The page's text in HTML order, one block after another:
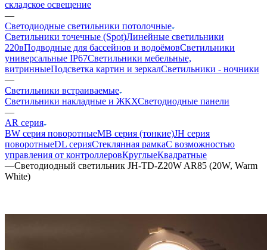
складское освещение
—
Светодиодные светильники потолочные
Светильники точечные (Spot)Линейные светильники
220вПодводные для бассейнов и водоёмовСветильники
универсальные IP67Светильники мебельные,
витринныеПодсветка картин и зеркалСветильники - ночники
—
Светильники встраиваемые
Светильники накладные и ЖКХСветодиодные панели
—
AR серия
BW серия поворотныеMB серия (тонкие)JH серия
поворотныеDL серияСтеклянная рамкаС возможностью
управления от контроллеровКруглыеКвадратные
—Светодиодный светильник JH-TD-Z20W AR85 (20W, Warm
White)